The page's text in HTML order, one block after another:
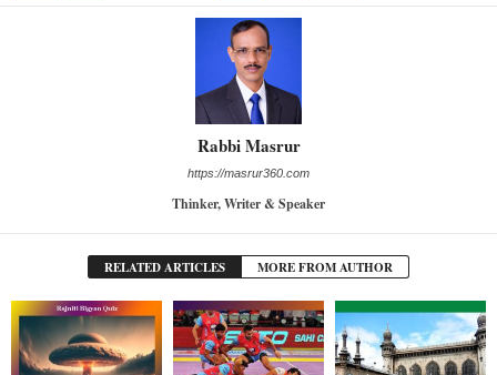
Rabbi Masrur
https://masrur360.com
Thinker, Writer & Speaker
RELATED ARTICLES MORE FROM AUTHOR